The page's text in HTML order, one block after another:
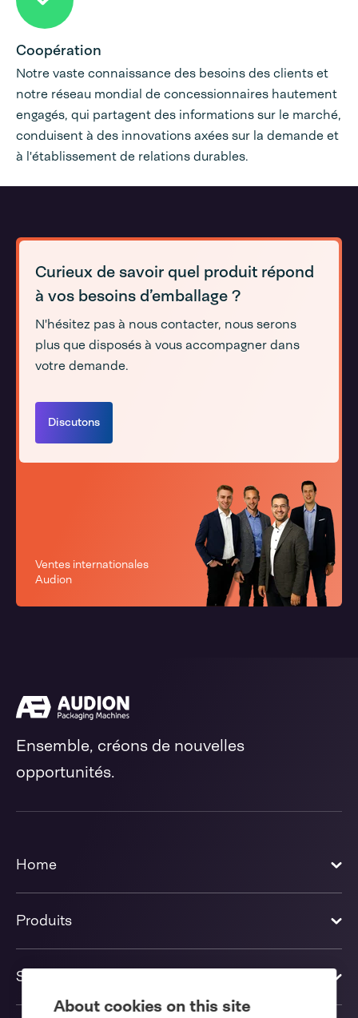
About cookies on this site
Coopération
Notre vaste connaissance des besoins des clients et
notre réseau mondial de concessionnaires hautement
engagés, qui partagent des informations sur le marché,
conduisent à des innovations axées sur la demande et
à l'établissement de relations durables.
Curieux de savoir quel produit répond
à vos besoins d’emballage ?
N'hésitez pas à nous contacter, nous serons
plus que disposés à vous accompagner dans
votre demande.
Discutons
Ventes internationales
Audion
Ensemble, créons de nouvelles
opportunités.
Home
Produits
Solutions